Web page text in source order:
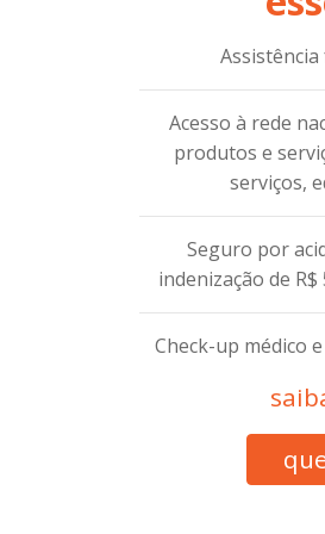
Acesso à rede
produtos e
serviços,
Seguro por
indenização de
Check-up médico